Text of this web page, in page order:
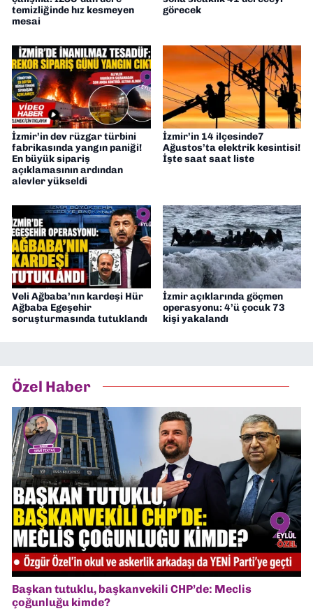
temizliğinde hız kesmeyen
mesai
görecek
İzmir’in dev rüzgar türbini
fabrikasında yangın paniği!
En büyük sipariş
açıklamasının ardından
alevler yükseldi
İzmir’in 14 ilçesinde7
Ağustos’ta elektrik kesintisi!
İşte saat saat liste
Veli Ağbaba’nın kardeşi Hür
Ağbaba Egeşehir
soruşturmasında tutuklandı
İzmir açıklarında göçmen
operasyonu: 4’ü çocuk 73
kişi yakalandı
Özel Haber
Başkan tutuklu, başkanvekili CHP’de: Meclis
çoğunluğu kimde?